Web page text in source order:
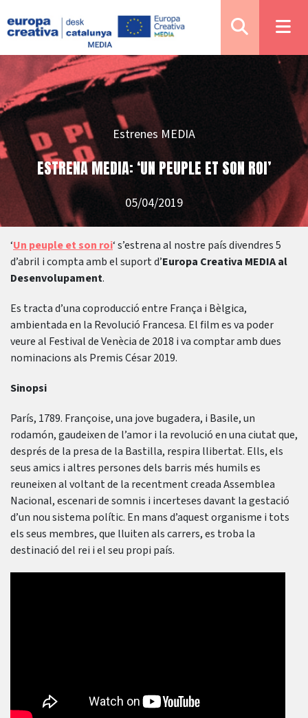
Estrenes MEDIA
ESTRENA MEDIA: ‘UN PEUPLE ET SON ROI’
05/04/2019
‘Un peuple et son roi‘ s’estrena al nostre país divendres 5
d’abril i compta amb el suport d’Europa Creativa MEDIA al
Desenvolupament.
Es tracta d’una coproducció entre França i Bèlgica,
ambientada en la Revolució Francesa. El film es va poder
veure al Festival de Venècia de 2018 i va comptar amb dues
nominacions als Premis César 2019.
Sinopsi
París, 1789. Françoise, una jove bugadera, i Basile, un
rodamón, gaudeixen de l’amor i la revolució en una ciutat que,
després de la presa de la Bastilla, respira llibertat. Ells, els
seus amics i altres persones dels barris més humils es
reuneixen al voltant de la recentment creada Assemblea
Nacional, escenari de somnis i incerteses davant la gestació
d’un nou sistema polític. En mans d’aquest organisme i tots
els seus membres, que lluiten als carrers, es troba la
destinació del rei i el seu propi país.